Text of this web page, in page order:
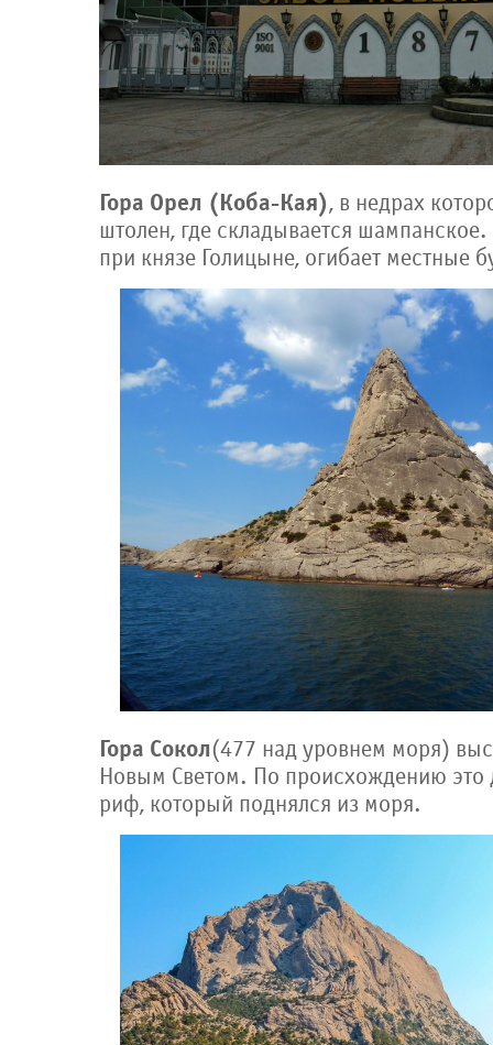
Гора Орел (Коба-Кая), в недрах
штолен, где складывается
при князе Голицыне, огибает местные
Гора Сокол(477 над уровнем моря)
Новым Светом. По происхождению это
риф, который поднялся из моря.